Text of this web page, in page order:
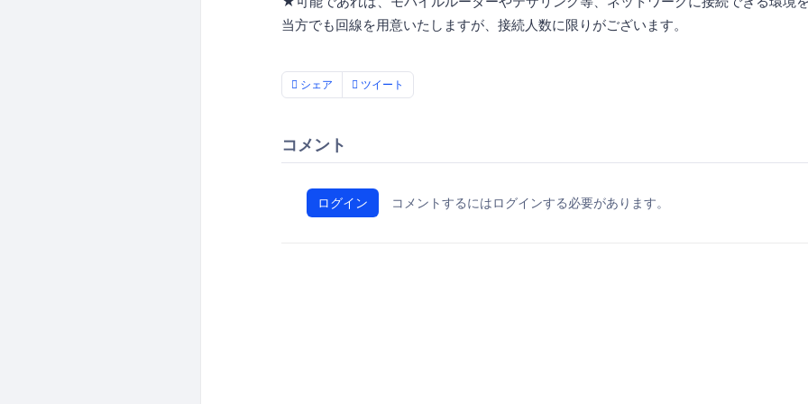
当方でも回線を用意いたしますが、接続人数に限りがございます。
シェア ツイート
コメント
ログイン コメントするにはログインする必要があります。